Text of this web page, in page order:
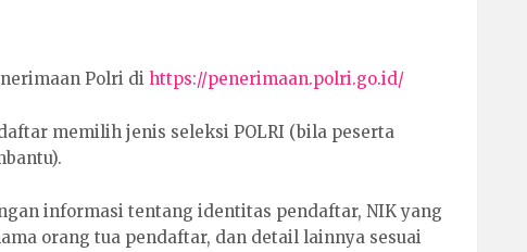
Polri di https://penerimaan.polri.go.id/
memilih jenis seleksi POLRI (bila peserta
informasi tentang identitas pendaftar, NIK yang
orang tua pendaftar, dan detail lainnya sesuai